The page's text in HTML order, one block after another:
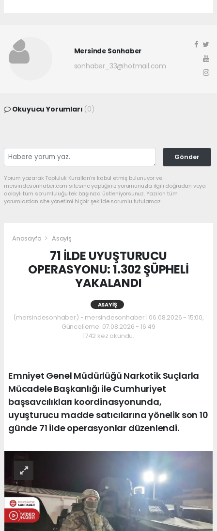
Mersinde Sonhaber
sonhaber_33@hotmail.com
Okuyucu Yorumları (0)
Gönder
Yorum yazarak Topluluk Kuralları’nı kabul etmiş bulunuyor ve
mersindesonhaber.com sitesine yaptığınız yorumunuzla ilgili doğrudan veya
dolaylı tüm sorumluluğu tek başınıza üstleniyorsunuz. Yazılan tüm
yorumlardan site yönetimi hiçbir şekilde sorumlu tutulamaz.
Anasayfa Asayiş
71 İLDE UYUŞTURUCU
OPERASYONU: 1.302 ŞÜPHELİ
YAKALANDI
ASAYIŞ
(mersindesonhaber) - mersindesonhaber | 06.08.2026 - 15:00,
Güncelleme: 07.08.2026 - 16:49
1742 kez okundu.
Emniyet Genel Müdürlüğü Narkotik Suçlarla
Mücadele Başkanlığı ile Cumhuriyet
başsavcılıkları koordinasyonunda,
uyuşturucu madde satıcılarına yönelik son 10
günde 71 ilde operasyonlar düzenlendi.